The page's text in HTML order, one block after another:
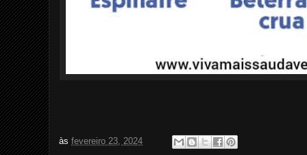
àsfevereiro 23, 2024